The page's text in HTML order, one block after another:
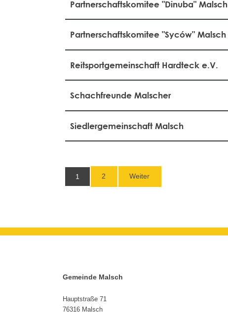
Partnerschaftskomitee "Dinuba" Malsch
Partnerschaftskomitee "Syców" Malsch
Reitsportgemeinschaft Hardteck e.V.
Schachfreunde Malscher
Siedlergemeinschaft Malsch
1 2 Weiter
Gemeinde Malsch
Hauptstraße 71
76316 Malsch